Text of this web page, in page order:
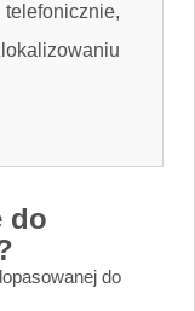
telefonicznie,
do
do